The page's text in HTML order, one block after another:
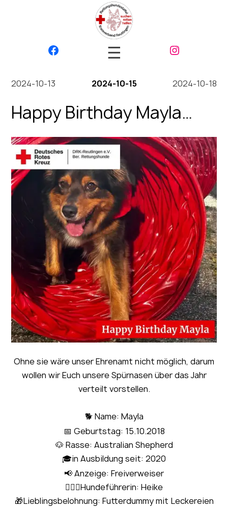
☰
2024-10-13 2024-10-15 2024-10-18
Happy Birthday Mayla
2024
Ohne sie wäre unser Ehrenamt nicht möglich, darum
wollen wir Euch unsere Spürnasen über das Jahr
verteilt vorstellen.
🐕 Name: Mayla
📅 Geburtstag: 15.10.2018
🐶 Rasse: Australian Shepherd
🎓in Ausbildung seit: 2020
📢 Anzeige: Freiverweiser
🧍🏻‍♀Hundeführerin: Heike
🎁Lieblingsbelohnung: Futterdummy mit Leckereien